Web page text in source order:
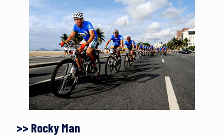
>> Rocky Man